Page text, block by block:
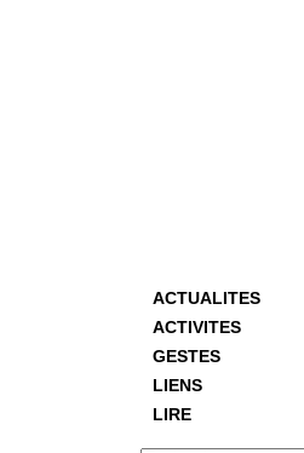
ACTUALITES
ACTIVITES
GESTES
LIENS
LIRE